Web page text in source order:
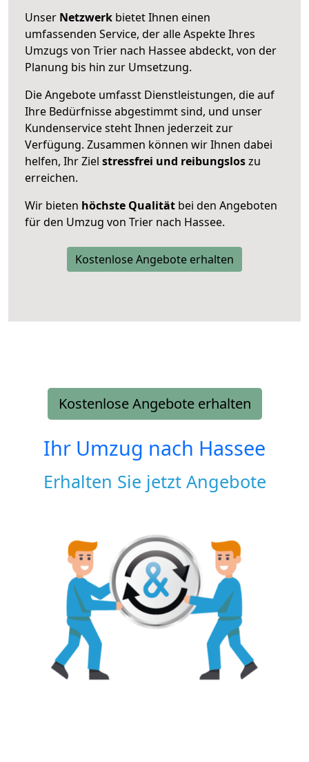
Unser Netzwerk bietet Ihnen einen
umfassenden Service, der alle Aspekte Ihres
Umzugs von Trier nach Hassee abdeckt, von der
Planung bis hin zur Umsetzung.
Die Angebote umfasst Dienstleistungen, die auf
Ihre Bedürfnisse abgestimmt sind, und unser
Kundenservice steht Ihnen jederzeit zur
Verfügung. Zusammen können wir Ihnen dabei
helfen, Ihr Ziel stressfrei und reibungsloszu
erreichen.
Wir bieten höchste Qualität bei den Angeboten
für den Umzug von Trier nach Hassee.
Kostenlose Angebote erhalten
Kostenlose Angebote erhalten
Ihr Umzug nach Hassee
Erhalten Sie jetzt Angebote